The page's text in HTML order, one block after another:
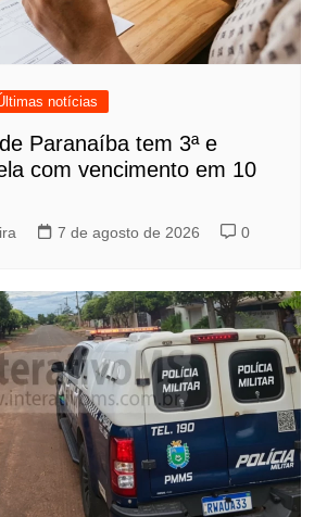
notícias
Paranaíba tem 3ª e
com vencimento em 10
7 de agosto de 2026 0